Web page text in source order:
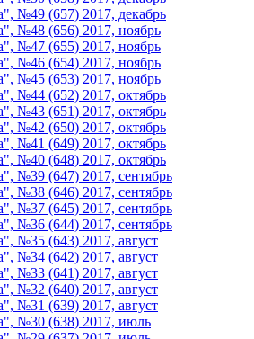
№49 (657) 2017, декабрь
№48 (656) 2017, ноябрь
№47 (655) 2017, ноябрь
№46 (654) 2017, ноябрь
№45 (653) 2017, ноябрь
№44 (652) 2017, октябрь
№43 (651) 2017, октябрь
№42 (650) 2017, октябрь
№41 (649) 2017, октябрь
№40 (648) 2017, октябрь
№39 (647) 2017, сентябрь
№38 (646) 2017, сентябрь
№37 (645) 2017, сентябрь
№36 (644) 2017, сентябрь
№35 (643) 2017, август
№34 (642) 2017, август
№33 (641) 2017, август
№32 (640) 2017, август
№31 (639) 2017, август
№30 (638) 2017, июль